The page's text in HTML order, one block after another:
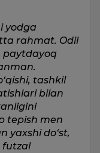
yodga
rahmat. Odil
paytdayoq
tashkil
bilan
tepish men
yaxshi do‘st,
futzal